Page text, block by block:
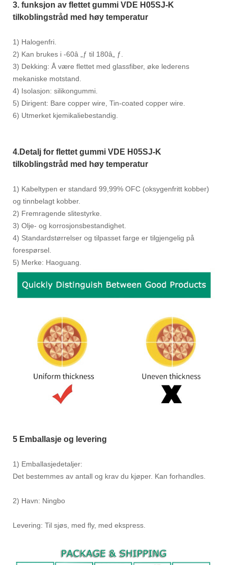
3. funksjon av flettet gummi VDE H05SJ-K
tilkoblingstråd med høy temperatur
1) Halogenfri.
2) Kan brukes i -60â „ƒ til 180â„ ƒ.
3) Dekking: Å være flettet med glassfiber, øke lederens
mekaniske motstand.
4) Isolasjon: silikongummi.
5) Dirigent: Bare copper wire, Tin-coated copper wire.
6) Utmerket kjemikaliebestandig.
4.Detalj for flettet gummi VDE H05SJ-K
tilkoblingstråd med høy temperatur
1) Kabeltypen er standard 99,99% OFC (oksygenfritt kobber)
og tinnbelagt kobber.
2) Fremragende slitestyrke.
3) Olje- og korrosjonsbestandighet.
4) Standardstørrelser og tilpasset farge er tilgjengelig på
forespørsel.
5) Merke: Haoguang.
5 Emballasje og levering
1) Emballasjedetaljer:
Det bestemmes av antall og krav du kjøper. Kan forhandles.
2) Havn: Ningbo
Levering: Til sjøs, med fly, med ekspress.